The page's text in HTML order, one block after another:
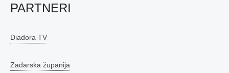
PARTNERI
Diadora TV
Zadarska županija